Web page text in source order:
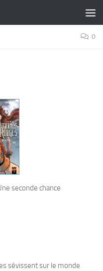
0
seconde chance
sévissent sur le monde